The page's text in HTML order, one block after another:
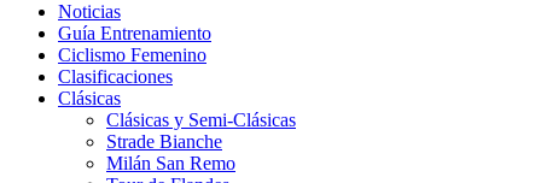
Noticias
Guía Entrenamiento
Ciclismo Femenino
Clasificaciones
Clásicas
Clásicas y Semi-Clásicas
Strade Bianche
Milán San Remo